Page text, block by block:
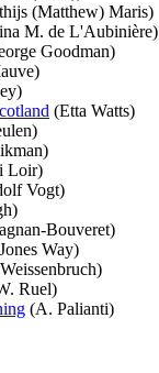
(Matthew) Maris)
M. de L'Aubinière)
Goodman)
(Etta Watts)
Loir)
Vogt)
Bouveret)
Way)
Ruel)
(A. Palianti)